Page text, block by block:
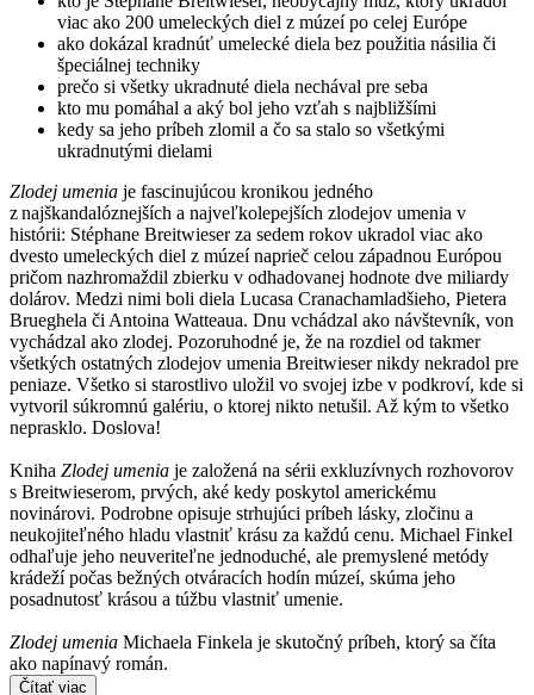
viac ako 200 umeleckých diel z múzeí po celej Európe
ako dokázal kradnúť umelecké diela bez použitia násilia či
špeciálnej techniky
prečo si všetky ukradnuté diela nechával pre seba
kto mu pomáhal a aký bol jeho vzťah s najbližšími
kedy sa jeho príbeh zlomil a čo sa stalo so všetkými
ukradnutými dielami
Zlodej umenia je fascinujúcou kronikou jedného
z najškandalóznejších a najveľkolepejších zlodejov umenia v
histórii: Stéphane Breitwieser za sedem rokov ukradol viac ako
dvesto umeleckých diel z múzeí naprieč celou západnou Európou
pričom nazhromaždil zbierku v odhadovanej hodnote dve miliardy
dolárov. Medzi nimi boli diela Lucasa Cranachamladšieho, Pietera
Brueghela či Antoina Watteaua. Dnu vchádzal ako návštevník, von
vychádzal ako zlodej. Pozoruhodné je, že na rozdiel od takmer
všetkých ostatných zlodejov umenia Breitwieser nikdy nekradol pre
peniaze. Všetko si starostlivo uložil vo svojej izbe v podkroví, kde si
vytvoril súkromnú galériu, o ktorej nikto netušil. Až kým to všetko
neprasklo. Doslova!
Kniha Zlodej umenia je založená na sérii exkluzívnych rozhovorov
s Breitwieserom, prvých, aké kedy poskytol americkému
novinárovi. Podrobne opisuje strhujúci príbeh lásky, zločinu a
neukojiteľného hladu vlastniť krásu za každú cenu. Michael Finkel
odhaľuje jeho neuveriteľne jednoduché, ale premyslené metódy
krádeží počas bežných otváracích hodín múzeí, skúma jeho
posadnutosť krásou a túžbu vlastniť umenie.
Zlodej umenia Michaela Finkela je skutočný príbeh, ktorý sa číta
ako napínavý román.
Čítať viac